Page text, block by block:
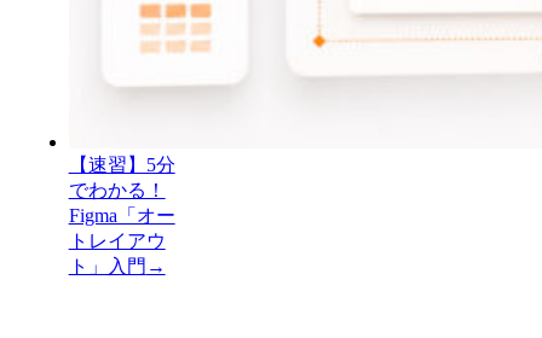
【速習】5分
でわかる！
Figma「オー
トレイアウ
ト」入門 →